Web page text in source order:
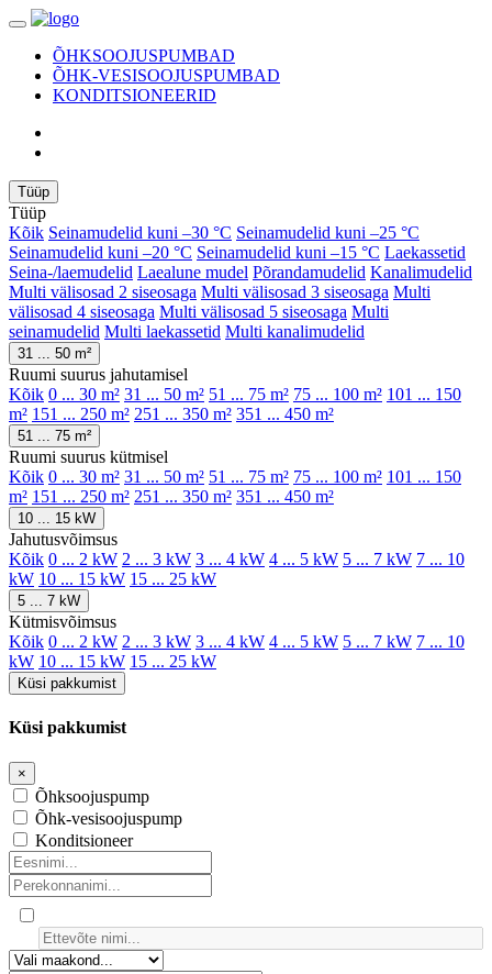
ÕHKSOOJUSPUMBAD
ÕHK-VESISOOJUSPUMBAD
KONDITSIONEERID
Tüüp
Tüüp
Kõik Seinamudelid kuni –30 °C Seinamudelid kuni –25 °C
Seinamudelid kuni –20 °C Seinamudelid kuni –15 °C Laekassetid
Seina-/laemudelid Laealune mudel Põrandamudelid Kanalimudelid
Multi välisosad 2 siseosaga Multi välisosad 3 siseosaga Multi
välisosad 4 siseosaga Multi välisosad 5 siseosaga Multi
seinamudelid Multi laekassetid Multi kanalimudelid
31 ... 50 m²
Ruumi suurus jahutamisel
Kõik 0 ... 30 m² 31 ... 50 m² 51 ... 75 m² 75 ... 100 m² 101 ... 150
m² 151 ... 250 m² 251 ... 350 m² 351 ... 450 m²
51 ... 75 m²
Ruumi suurus kütmisel
Kõik 0 ... 30 m² 31 ... 50 m² 51 ... 75 m² 75 ... 100 m² 101 ... 150
m² 151 ... 250 m² 251 ... 350 m² 351 ... 450 m²
10 ... 15 kW
Jahutusvõimsus
Kõik 0 ... 2 kW 2 ... 3 kW 3 ... 4 kW 4 ... 5 kW 5 ... 7 kW 7 ... 10
kW 10 ... 15 kW 15 ... 25 kW
5 ... 7 kW
Kütmisvõimsus
Kõik 0 ... 2 kW 2 ... 3 kW 3 ... 4 kW 4 ... 5 kW 5 ... 7 kW 7 ... 10
kW 10 ... 15 kW 15 ... 25 kW
Küsi pakkumist
Küsi pakkumist
×
Õhksoojuspump
Õhk-vesisoojuspump
Konditsioneer